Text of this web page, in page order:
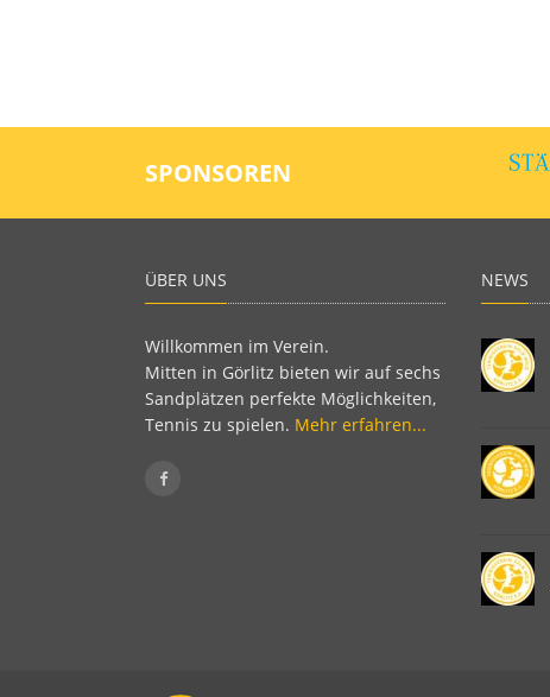
SPONSOREN
ÜBER UNS
Willkommen im Verein.
Mitten in Görlitz bieten wir auf sechs
Sandplätzen perfekte Möglichkeiten,
Tennis zu spielen. Mehr erfahren...
NEWS